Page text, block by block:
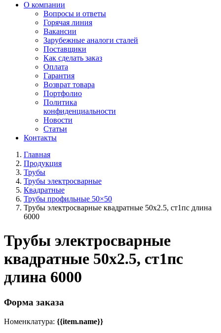
О компании
Вопросы и ответы
Горячая линия
Вакансии
Зарубежные аналоги сталей
Поставщики
Как сделать заказ
Оплата
Гарантия
Возврат товара
Портфолио
Политика
конфиденциальности
Новости
Статьи
Контакты
Главная
Продукция
Трубы
Трубы электросварные
Квадратные
Трубы профильные 50×50
Трубы электросварные квадратные 50x2.5, ст1пс длина
6000
Трубы электросварные
квадратные 50x2.5, ст1пс
длина 6000
Форма заказа
Номенклатура: {{item.name}}